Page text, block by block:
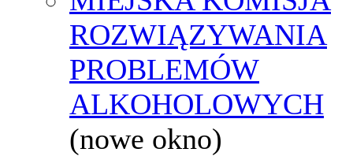
ROZWIĄZYWANIA
PROBLEMÓW
ALKOHOLOWYCH
(nowe okno)